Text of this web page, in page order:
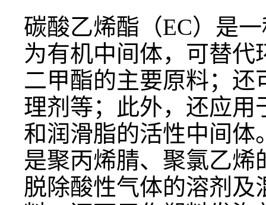
碳酸乙烯酯（EC）是
为有机中间体，可替
二甲酯的主要原料；
理剂等；此外，还应
和润滑脂的活性中间体
是聚丙烯腈、聚氯乙
脱除酸性气体的溶剂